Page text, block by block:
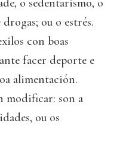
o sedentarismo, o
ou o estrés.
con boas
facer deporte e
alimentación.
modificar: son a
ou os